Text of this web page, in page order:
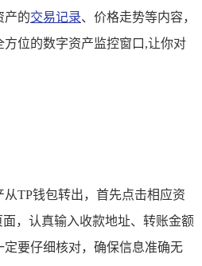
产的交易记录、价格走势等内容，
位的数字资产监控窗口,让你对
TP钱包转出，首先点击相应资
，认真输入收款地址、转账金额
要仔细核对，确保信息准确无